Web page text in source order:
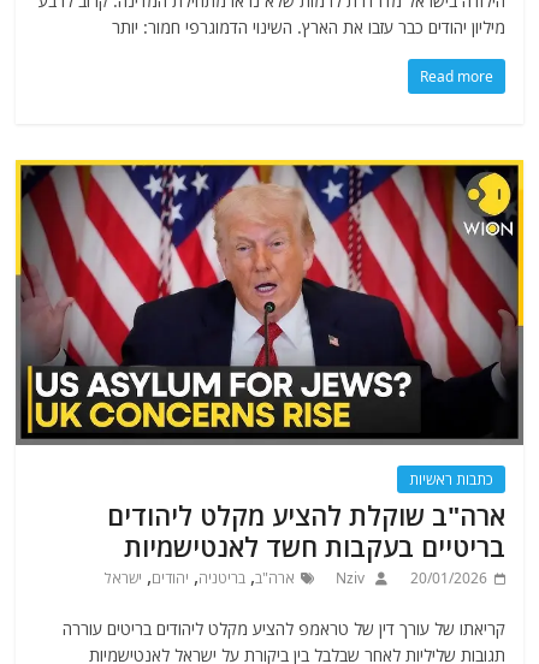
מיליון יהודים כבר עזבו את הארץ. השינוי הדמוגרפי חמור: יותר
Read more
כתבות ראשיות
ארה"ב שוקלת להציע מקלט ליהודים
בריטיים בעקבות חשד לאנטישמיות
20/01/2026
Nziv ארה"ב,בריטניה, יהודים, ישראל
קריאתו של עורך דין של טראמפ להציע מקלט ליהודים בריטים עוררה
תגובות שליליות לאחר שבלבל בין ביקורת על ישראל לאנטישמיות